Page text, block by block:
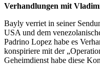
Verhandlungen mit
Bayly verriet in seiner
USA und dem
Padrino Lopez habe es
konspiriere mit der
Geheimdienst habe diese